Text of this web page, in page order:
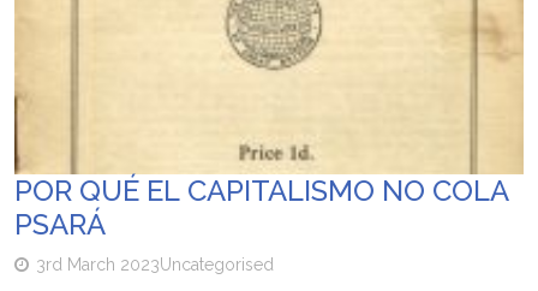
POR QUÉ EL CAPITALISMO NO COLA
PSARÁ
3rd March 2023Uncategorised